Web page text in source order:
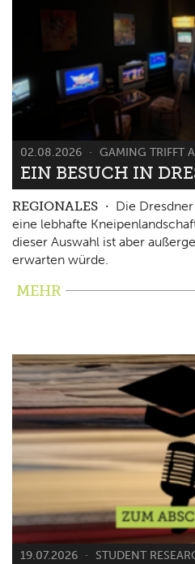
02.08.2026 GAMING TRIFFT
EIN BESUCH IN
REGIONALES
Die
eine lebhafte
dieser Auswahl ist aber
erwarten würde.
MEHR
19.07.2026 STUDENT